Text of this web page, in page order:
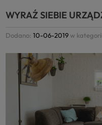
WYRAŹ SIEBIE
Dodano:10-06-2019w